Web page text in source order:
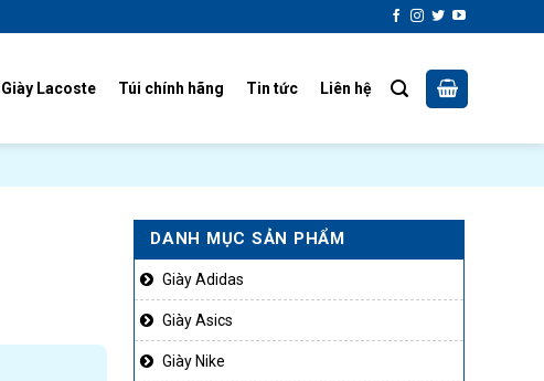
Giày Lacoste Túi chính hãng Tin tức Liên hệ
DANH MỤC SẢN PHẨM
Giày Adidas
Giày Asics
Giày Nike